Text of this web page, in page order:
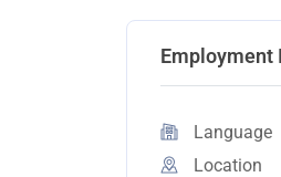
Employment
Language
Location